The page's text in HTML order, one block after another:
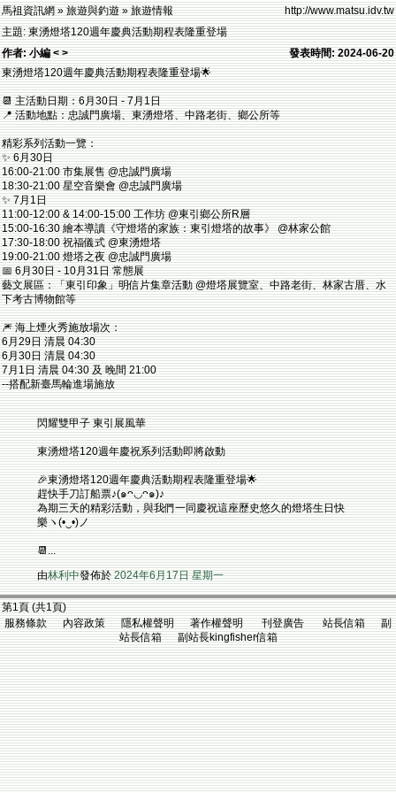
馬祖資訊網 » 旅遊與釣遊 » 旅遊情報
http://www.matsu.idv.tw
主題: 東湧燈塔120週年慶典活動期程表隆重登場
作者: 小編 < >
發表時間: 2024-06-20
東湧燈塔120週年慶典活動期程表隆重登場🌟​
​📆 主活動日期：6月30日 - 7月1日​
📍 活動地點：忠誠門廣場、東湧燈塔、中路老街、鄉公所等​
精彩系列活動一覽：​
✨ 6月30日​
16:00-21:00 市集展售 @忠誠門廣場​
18:30-21:00 星空音樂會 @忠誠門廣場​
✨ 7月1日​
11:00-12:00 & 14:00-15:00 工作坊 @東引鄉公所R層​
15:00-16:30 繪本導讀《守燈塔的家族：東引燈塔的故事》 @林家公館​
17:30-18:00 祝福儀式 @東湧燈塔​
19:00-21:00 燈塔之夜 @忠誠門廣場​
📅 6月30日 - 10月31日 常態展​
藝文展區：「東引印象」明信片集章活動 @燈塔展覽室、中路老街、林家古厝、水
下考古博物館等​
🎆 海上煙火秀施放場次：​
6月29日 清晨 04:30 ​
6月30日 清晨 04:30​
7月1日 清晨 04:30 及 晚間 21:00​
--搭配新臺馬輪進場施放​
閃耀雙甲子 東引展風華
東湧燈塔120週年慶祝系列活動即將啟動
🎉東湧燈塔120週年慶典活動期程表隆重登場🌟​
趕快手刀訂船票♪(๑ᴖ◡ᴖ๑)♪​
為期三天的精彩活動，與我們一同慶祝這座歷史悠久的燈塔生日快
樂ヽ(•‿•)ノ​
​📆...
由林利中發佈於2024年6月17日 星期一
第1頁 (共1頁)
服務條款 內容政策 隱私權聲明 著作權聲明 刊登廣告 站長信箱 副
站長信箱 副站長kingfisher信箱